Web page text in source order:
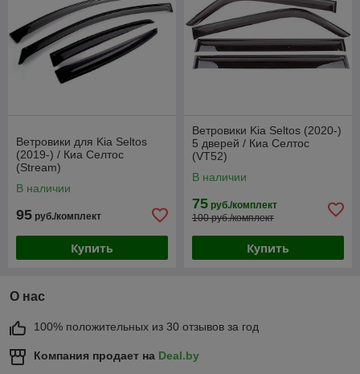
Ветровики для Kia Seltos
(2019-) / Киа Селтос
(Stream)
В наличии
95 руб./комплект
Купить
Ветровики Kia Seltos (2020-)
5 дверей / Киа Селтос
(VT52)
В наличии
75 руб./комплект
100 руб./комплект
Купить
О нас
100% положительных из 30 отзывов за год
Компания продает на Deal.by